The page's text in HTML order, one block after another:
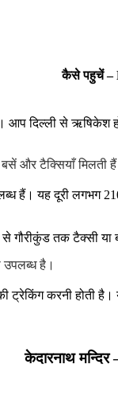
कैसे पहुचें –
आप दिल्ली से
बसें और टैक्सियाँ
हैं। यह दूरी लगभग
से गौरीकुंड तक टैक्सी
उपलब्ध है।
ट्रेकिंग करनी होती
केदारनाथ